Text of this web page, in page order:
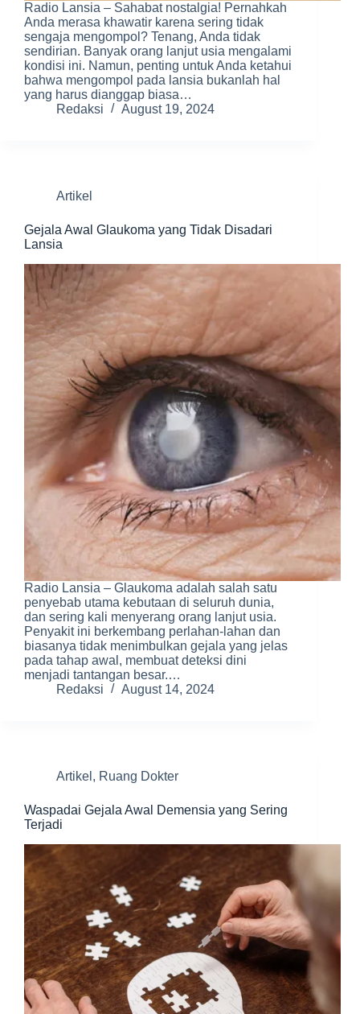
Radio Lansia – Sahabat nostalgia! Pernahkah
Anda merasa khawatir karena sering tidak
sengaja mengompol? Tenang, Anda tidak
sendirian. Banyak orang lanjut usia mengalami
kondisi ini. Namun, penting untuk Anda ketahui
bahwa mengompol pada lansia bukanlah hal
yang harus dianggap biasa…
Redaksi
August 19, 2024
Artikel
Gejala Awal Glaukoma yang Tidak Disadari
Lansia
Radio Lansia – Glaukoma adalah salah satu
penyebab utama kebutaan di seluruh dunia,
dan sering kali menyerang orang lanjut usia.
Penyakit ini berkembang perlahan-lahan dan
biasanya tidak menimbulkan gejala yang jelas
pada tahap awal, membuat deteksi dini
menjadi tantangan besar.…
Redaksi
August 14, 2024
Artikel , Ruang Dokter
Waspadai Gejala Awal Demensia yang Sering
Terjadi